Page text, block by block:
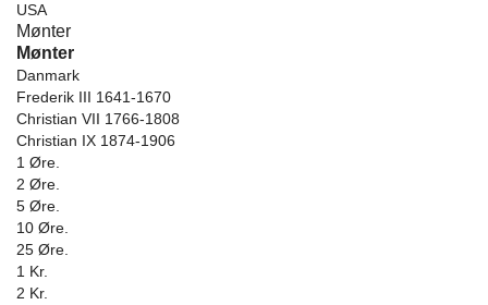
USA
Mønter
Mønter
Danmark
Frederik III 1641-1670
Christian VII 1766-1808
Christian IX 1874-1906
1 Øre.
2 Øre.
5 Øre.
10 Øre.
25 Øre.
1 Kr.
2 Kr.